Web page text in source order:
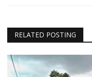
RELATED POSTING